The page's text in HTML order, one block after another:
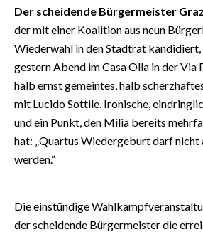
PUBBLICITÀ
SPIAGGE
STORE
Der scheidende Bürgermeister
der mit einer Koalition aus neun
Wiederwahl in den Stadtrat
gestern Abend im Casa Olla in der Via
halb ernst gemeintes, halb
mit Lucido Sottile. Ironische,
und ein Punkt, den Milia bereits
hat: „Quartus Wiedergeburt darf nicht
werden.“
Die einstündige
der scheidende Bürgermeister die